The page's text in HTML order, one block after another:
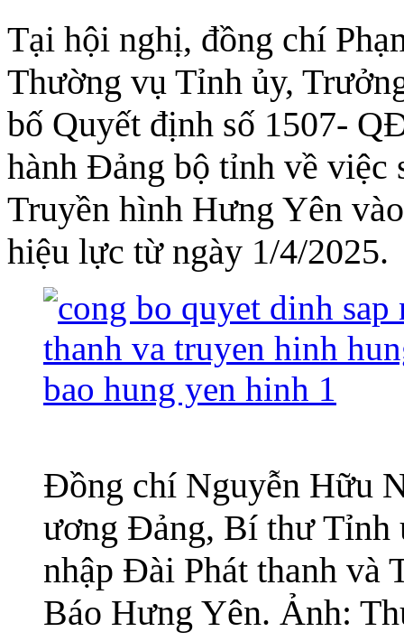
Tại hội nghị, đồng chí
Thường vụ Tỉnh ủy,
bố Quyết định số 1507-
hành Đảng bộ tỉnh về việc
Truyền hình Hưng Yên
hiệu lực từ ngày 1/4/2025.
Đồng chí Nguyễn Hữu
ương Đảng, Bí thư Tỉnh
nhập Đài Phát thanh và
Báo Hưng Yên. Ảnh: